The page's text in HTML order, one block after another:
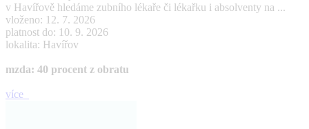
v Havířově hledáme zubního lékaře či lékařku i absolventy na ...
vloženo: 12. 7. 2026
platnost do: 10. 9. 2026
lokalita: Havířov
mzda: 40 procent z obratu
více